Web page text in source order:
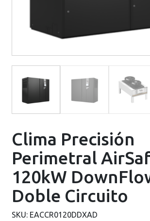
Clima Precisión
Perimetral
120kW
Doble Circuito
SKU: EACCR0120DDXAD